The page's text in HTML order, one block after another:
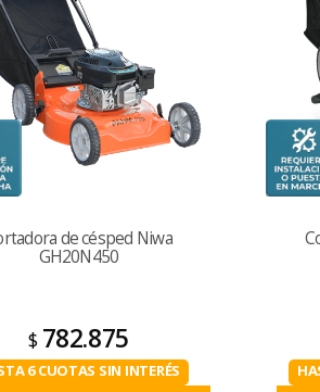
de césped Niwa
GH20N450
$ 782.875
6 CUOTAS SIN INTERÉS